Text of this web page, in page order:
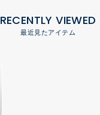
RECENTLY VIEWED
最近見たアイテム